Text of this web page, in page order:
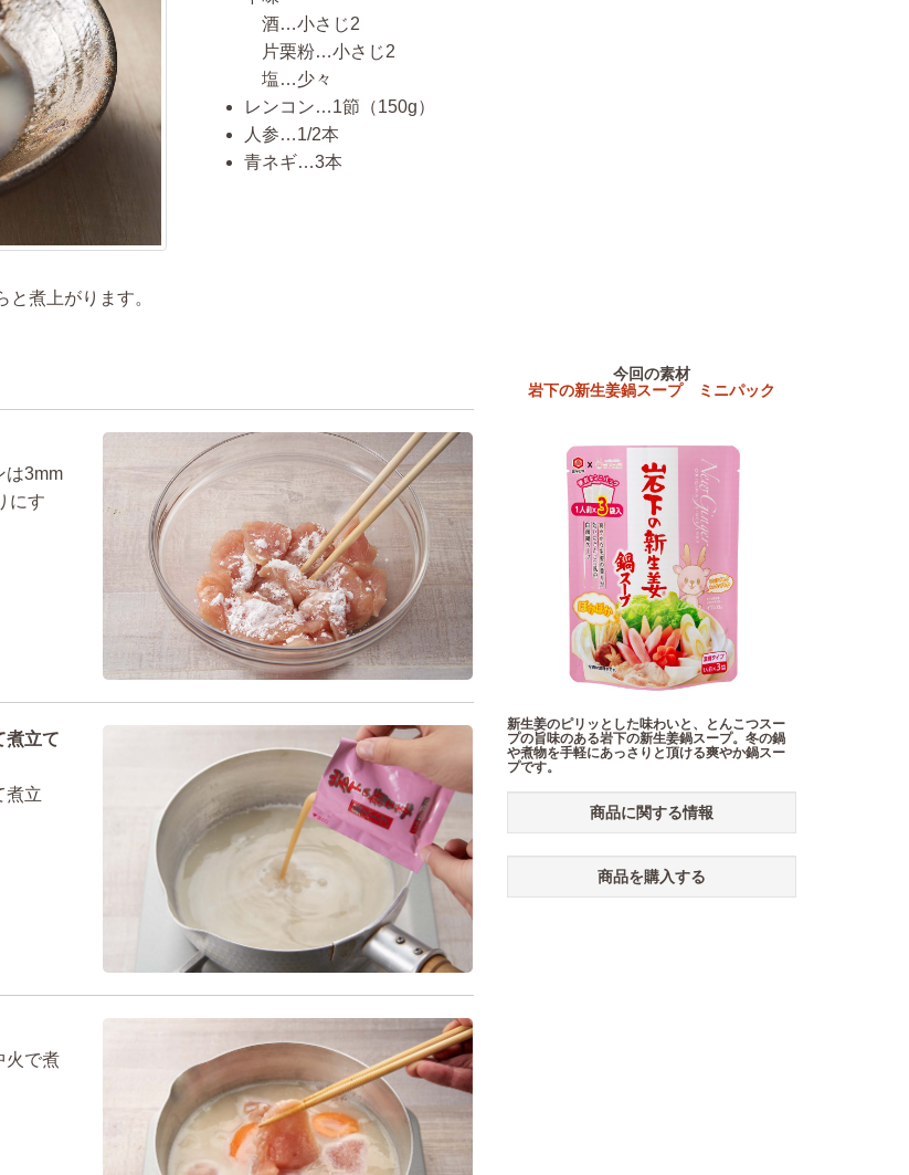
煮上がります。
酒…小さじ2
片栗粉…小さじ2
塩…少々
レンコン…1節（150g）
人参…1/2本
青ネギ…3本
は3mm
にす
煮立て
煮立
火で煮
今回の素材
岩下の新生姜鍋スープ ミニパック
新生姜のピリッとした味わいと、とんこつスー
プの旨味のある岩下の新生姜鍋スープ。冬の鍋
や煮物を手軽にあっさりと頂ける爽やか鍋スー
プです。
商品に関する情報
商品を購入する